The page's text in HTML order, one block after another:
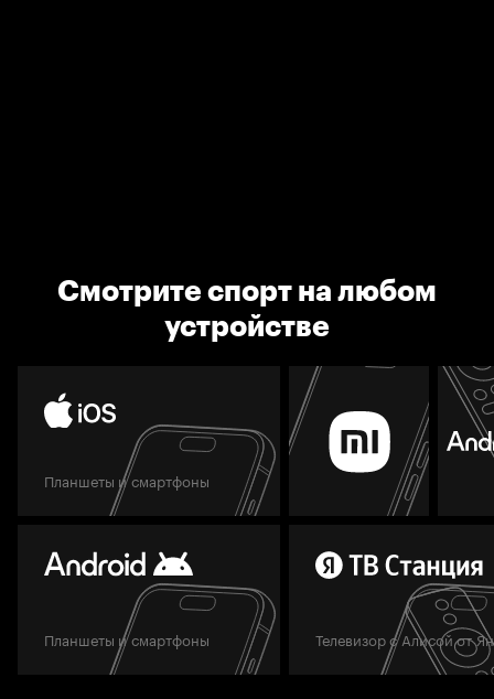
Смотрите спорт на любом
устройстве
Планшеты и смартфоны
Планшеты и смартфоны Телевизор с Алисой от